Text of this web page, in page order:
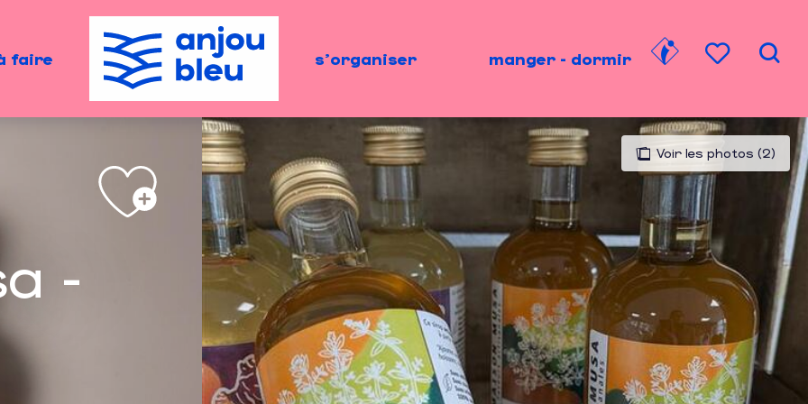
faire s'organiser manger - dormir
Voir les photos (2)
-